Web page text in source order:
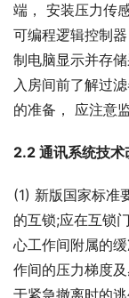
端， 安装压力传
可编程逻辑控制
制电脑显示并存
入房间前了解过
的准备， 应注意
2.2 通讯系统技术
(1) 新版国家标准
的互锁;应在互锁
心工作间附属的
作间的压力梯度